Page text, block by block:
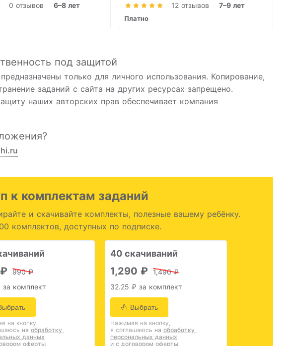
0 отзывов 6–8 лет 12 отзывов 7–9 лет
Платно
под защитой
только для личного использования. Копирование,
заданий с сайта на других ресурсах запрещено.
наших авторских прав обеспечивает компания
к комплектам заданий
и скачивайте комплекты, полезные вашему ребёнку.
комплектов, доступных по подписке.
990 ₽
комплект
на кнопку,
на обработку
данных
оферты
40 скачиваний
1,290 ₽
1,490 ₽
32.25 ₽ за комплект
Выбрать
Нажимая на кнопку,
я соглашаюсь на обработку
персональных данных
и с договором оферты